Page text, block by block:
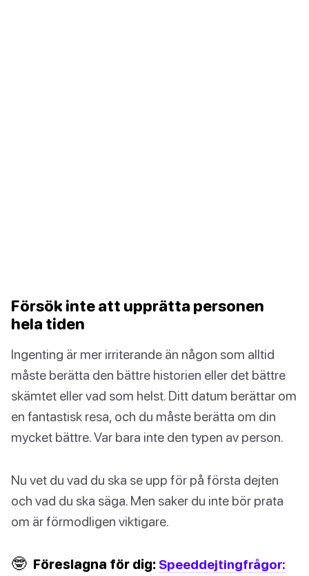
Försök inte att upprätta personen
hela tiden
Ingenting är mer irriterande än någon som alltid
måste berätta den bättre historien eller det bättre
skämtet eller vad som helst. Ditt datum berättar om
en fantastisk resa, och du måste berätta om din
mycket bättre. Var bara inte den typen av person.
Nu vet du vad du ska se upp för på första dejten
och vad du ska säga. Men saker du inte bör prata
om är förmodligen viktigare.
🤓 Föreslagna för dig: Speeddejtingfrågor: